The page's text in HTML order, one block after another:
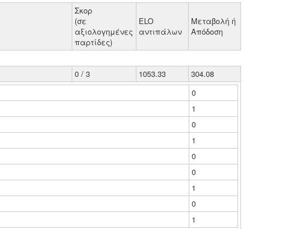
Σκορ
(σε
αξιολογημένες
παρτίδες)
ELO
αντιπάλων
Μεταβολή ή
Απόδοση
0 / 3 1053.33
304.08
0
1
0
1
0
0
1
0
1